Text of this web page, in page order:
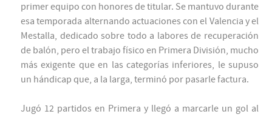
primer equipo con honores de titular. Se mantuvo durante
esa temporada alternando actuaciones con el Valencia y el
Mestalla, dedicado sobre todo a labores de recuperación
de balón, pero el trabajo físico en Primera División, mucho
más exigente que en las categorías inferiores, le supuso
un hándicap que, a la larga, terminó por pasarle factura.
Jugó 12 partidos en Primera y llegó a marcarle un gol al